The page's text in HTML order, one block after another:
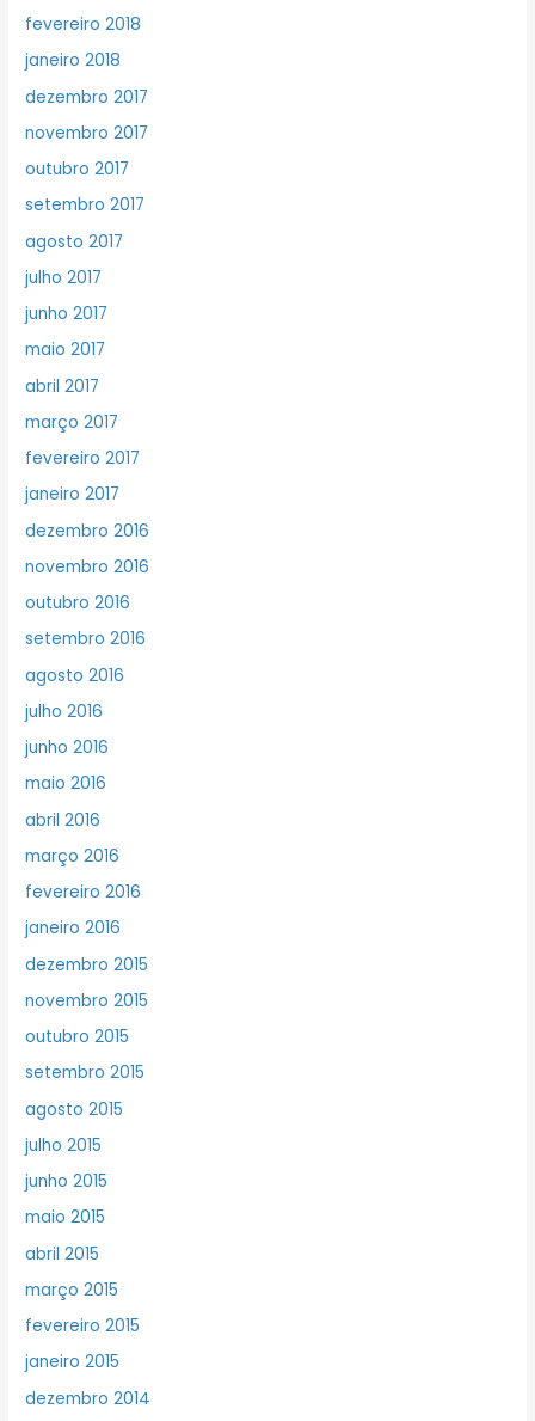
fevereiro 2018
janeiro 2018
dezembro 2017
novembro 2017
outubro 2017
setembro 2017
agosto 2017
julho 2017
junho 2017
maio 2017
abril 2017
março 2017
fevereiro 2017
janeiro 2017
dezembro 2016
novembro 2016
outubro 2016
setembro 2016
agosto 2016
julho 2016
junho 2016
maio 2016
abril 2016
março 2016
fevereiro 2016
janeiro 2016
dezembro 2015
novembro 2015
outubro 2015
setembro 2015
agosto 2015
julho 2015
junho 2015
maio 2015
abril 2015
março 2015
fevereiro 2015
janeiro 2015
dezembro 2014